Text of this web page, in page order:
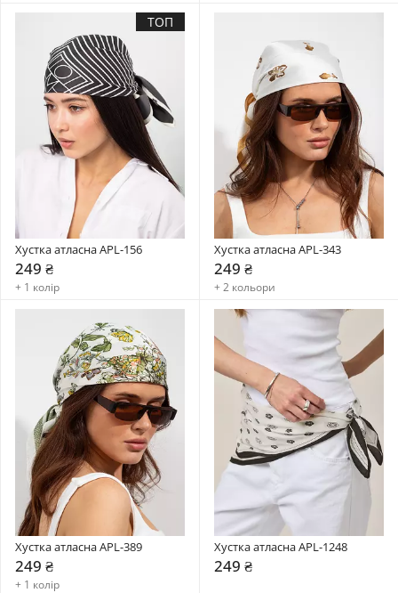
ТОП
Хустка атласна APL-156
249 ₴
+ 1 колір
Хустка атласна APL-343
249 ₴
+ 2 кольори
Хустка атласна APL-389
249 ₴
+ 1 колір
Хустка атласна APL-1248
249 ₴